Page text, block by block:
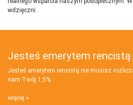
wdzięczni.
Jesteś emerytem rencistą
Jesteś emerytem rencistą nie musisz
nam Twój 1,5%
więcej